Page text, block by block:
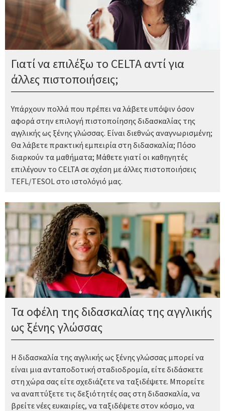
Γιατί να επιλέξω το CELTA αντί για
άλλες πιστοποιήσεις;
Υπάρχουν πολλά που πρέπει να λάβετε υπόψιν όσον
αφορά στην επιλογή πιστοποίησης διδασκαλίας της
αγγλικής ως ξένης γλώσσας. Είναι διεθνώς αναγνωρισμένη;
Θα λάβετε πρακτική εμπειρία στη διδασκαλία; Πόσο
διαρκούν τα μαθήματα; Μάθετε γιατί οι καθηγητές
επιλέγουν το CELTA σε σχέση με άλλες πιστοποιήσεις
TEFL/TESOL στο ιστολόγιό μας.
Τα οφέλη της διδασκαλίας της αγγλικής
ως ξένης γλώσσας
Η διδασκαλία της αγγλικής ως ξένης γλώσσας μπορεί να
είναι μια ανταποδοτική σταδιοδρομία, είτε διδάσκετε
στη χώρα σας είτε σχεδιάζετε να ταξιδέψετε. Μπορείτε
να αναπτύξετε τις δεξιότητές σας στη διδασκαλία, να
βρείτε νέες ευκαιρίες, να ταξιδέψετε στον κόσμο, να